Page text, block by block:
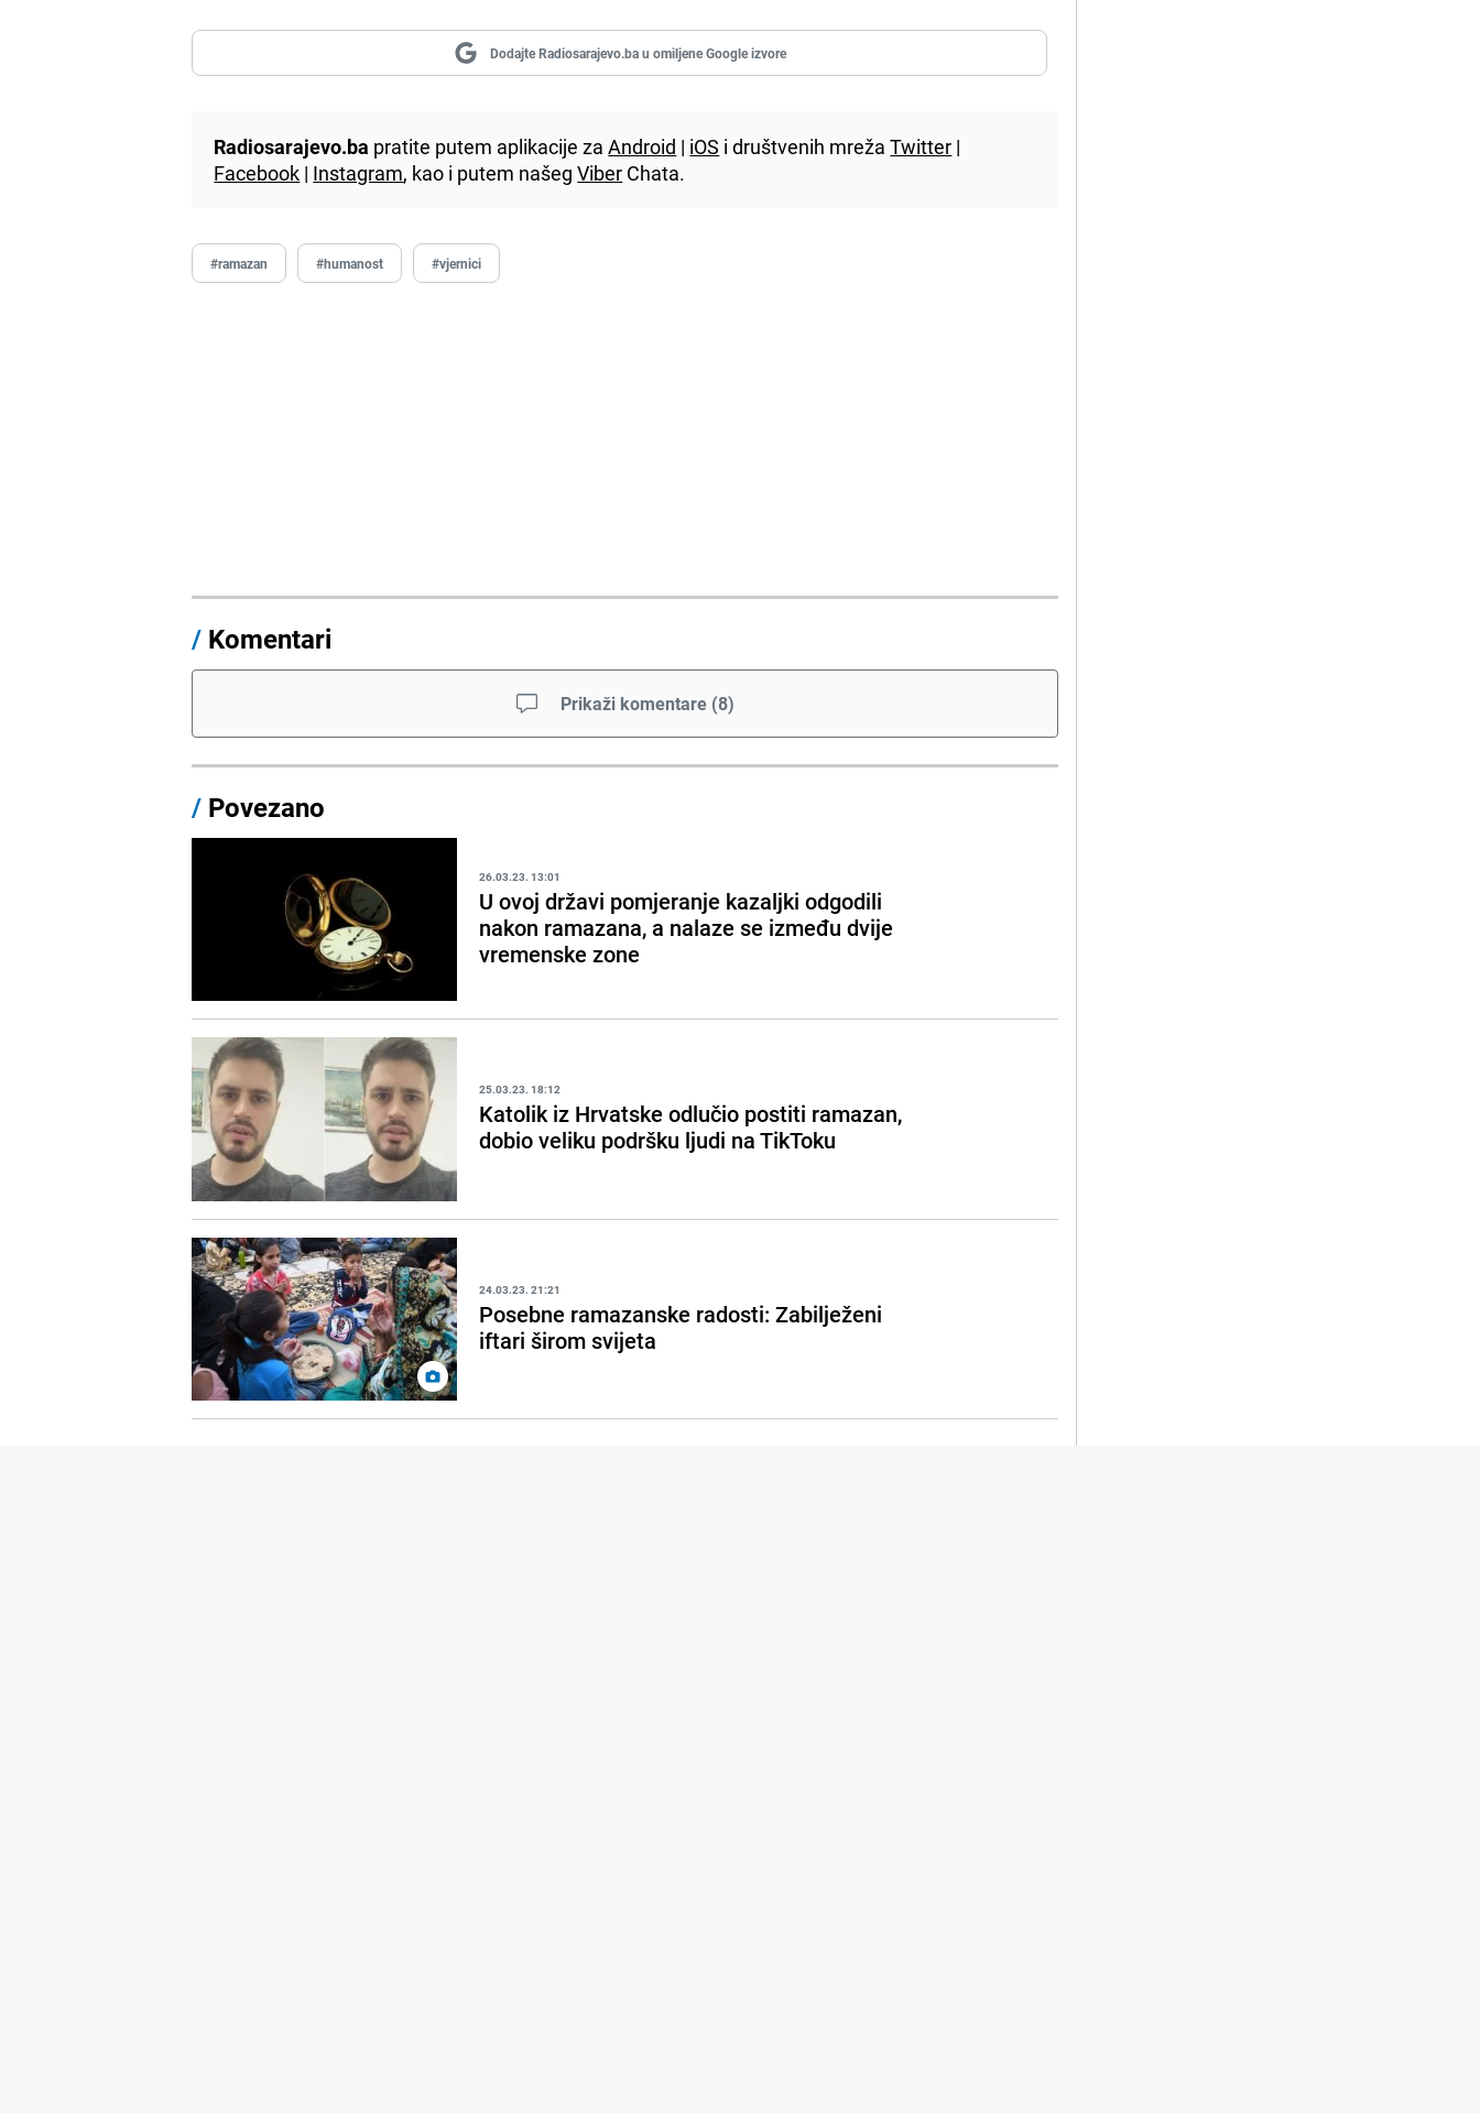
Dodajte Radiosarajevo.ba u omiljene Google izvore
Radiosarajevo.ba pratite putem aplikacije zaAndroid | iOS i društvenih mrežaTwitter |
Facebook | Instagram, kao i putem našegViber Chata.
#ramazan #humanost #vjernici
/ Komentari
Prikaži komentare (8)
/ Povezano
26.03.23. 13:01
U ovoj državi pomjeranje kazaljki odgodili
nakon ramazana, a nalaze se između dvije
vremenske zone
25.03.23. 18:12
Katolik iz Hrvatske odlučio postiti ramazan,
dobio veliku podršku ljudi na TikToku
24.03.23. 21:21
Posebne ramazanske radosti: Zabilježeni
iftari širom svijeta